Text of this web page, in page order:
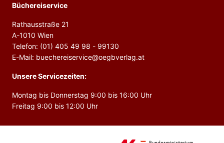
Büchereiservice
Rathausstraße 21
A-1010 Wien
Telefon: (01) 405 49 98 - 99130
E-Mail: buechereiservice@oegbverlag.at
Unsere Servicezeiten:
Montag bis Donnerstag 9:00 bis 16:00 Uhr
Freitag 9:00 bis 12:00 Uhr